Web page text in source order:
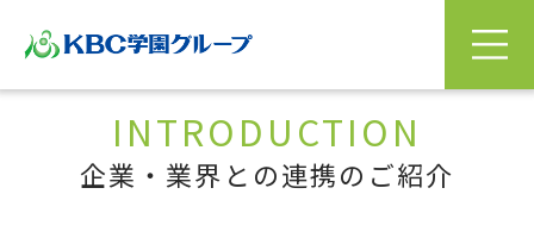
INTRODUCTION
企業・業界との連携のご紹介